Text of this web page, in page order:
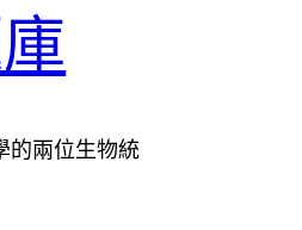
的兩位生物統